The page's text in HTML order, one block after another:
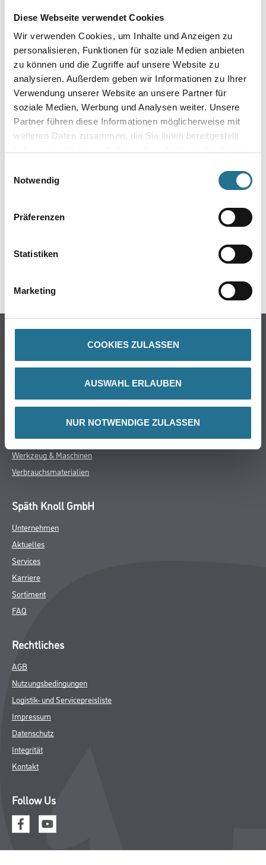
Diese Webseite verwendet Cookies
Wir verwenden Cookies, um Inhalte und Anzeigen zu
personalisieren, Funktionen für soziale Medien anbieten
zu können und die Zugriffe auf unsere Website zu
analysieren. Außerdem geben wir Informationen zu Ihrer
Verwendung unserer Website an unsere Partner für
soziale Medien, Werbung und Analysen weiter. Unsere
Partner führen diese Informationen möglicherweise mit
weiteren Daten zusammen, die Sie ihnen bereitgestellt
Notwendig
Präferenzen
Statistiken
Marketing
COOKIES ZULASSEN
AUSWAHL ERLAUBEN
NUR NOTWENDIGE ZULASSEN
Knauf Feuerschutzplatte GKF 4AK 12,5 mm 2000 mm x 1250 mm
Umrechnungsfaktoren
ZUSATZINFOS
EAN
Online-Shop
WDV-Systeme
Putze- und Spachtelmassen
Wand- & Deckenbeläge
Werkzeug & Maschinen
Verbrauchsmaterialien
Späth Knoll GmbH
Unternehmen
Aktuelles
Services
Karriere
Sortiment
FAQ
Rechtliches
AGB
Nutzungsbedingungen
Logistik- und Servicepreisliste
Impressum
Datenschutz
Integrität
Kontakt
Follow Us